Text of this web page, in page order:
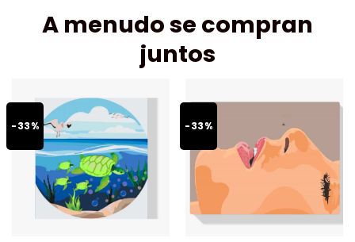
A menudo se compran
juntos
-33% -33%